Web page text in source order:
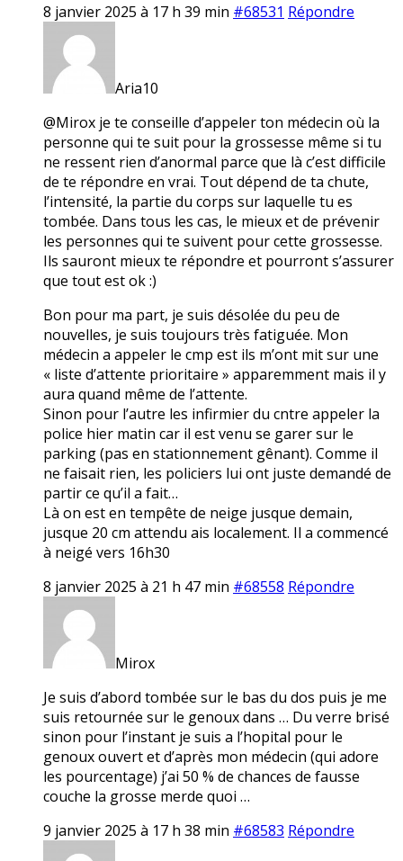
8 janvier 2025 à 17 h 39 min #68531 Répondre
Aria10
@Mirox je te conseille d’appeler ton médecin où la
personne qui te suit pour la grossesse même si tu
ne ressent rien d’anormal parce que là c’est difficile
de te répondre en vrai. Tout dépend de ta chute,
l’intensité, la partie du corps sur laquelle tu es
tombée. Dans tous les cas, le mieux et de prévenir
les personnes qui te suivent pour cette grossesse.
Ils sauront mieux te répondre et pourront s’assurer
que tout est ok :)
Bon pour ma part, je suis désolée du peu de
nouvelles, je suis toujours très fatiguée. Mon
médecin a appeler le cmp est ils m’ont mit sur une
« liste d’attente prioritaire » apparemment mais il y
aura quand même de l’attente.
Sinon pour l’autre les infirmier du cntre appeler la
police hier matin car il est venu se garer sur le
parking (pas en stationnement gênant). Comme il
ne faisait rien, les policiers lui ont juste demandé de
partir ce qu’il a fait…
Là on est en tempête de neige jusque demain,
jusque 20 cm attendu ais localement. Il a commencé
à neigé vers 16h30
8 janvier 2025 à 21 h 47 min #68558 Répondre
Mirox
Je suis d’abord tombée sur le bas du dos puis je me
suis retournée sur le genoux dans … Du verre brisé
sinon pour l’instant je suis a l’hopital pour le
genoux ouvert et d’après mon médecin (qui adore
les pourcentage) j’ai 50 % de chances de fausse
couche la grosse merde quoi …
9 janvier 2025 à 17 h 38 min #68583 Répondre